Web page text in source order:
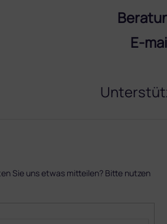
E-
Sie uns etwas mitteilen? Bitte nutzen